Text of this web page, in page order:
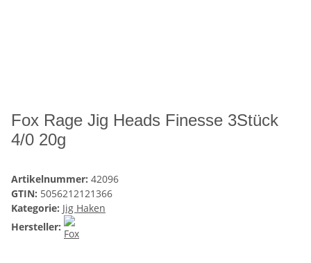
Fox Rage Jig Heads Finesse 3Stück
4/0 20g
Artikelnummer: 42096
GTIN: 5056212121366
Kategorie: Jig Haken
Hersteller: